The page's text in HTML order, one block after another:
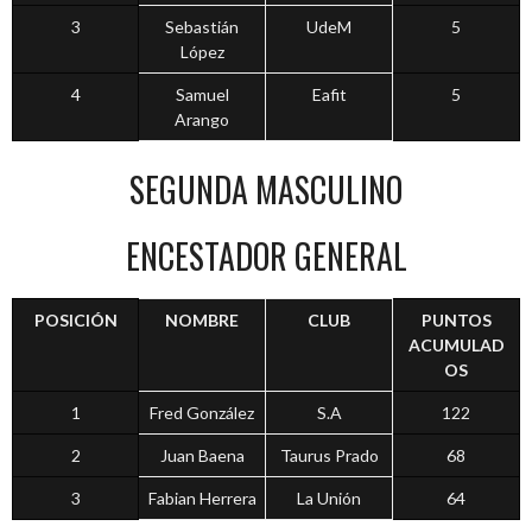
3
Sebastián
López
UdeM 5
4
Samuel
Arango
Eafit 5
SEGUNDA MASCULINO
ENCESTADOR GENERAL
POSICIÓN NOMBRE CLUB
PUNTOS
ACUMULAD
OS
1 Fred González S.A 122
2 Juan Baena Taurus Prado 68
3 Fabian Herrera La Unión 64